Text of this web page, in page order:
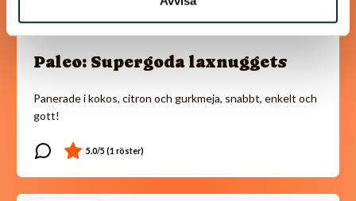
Paleo: Supergoda laxnuggets
Panerade i kokos, citron och gurkmeja, snabbt, enkelt och
gott!